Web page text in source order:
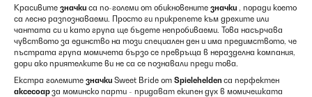
Красивите значки са по-големи от обикновените значки , поради което
са лесно разпознаваеми. Просто ги прикрепете към дрехите или
чантата си и като група ще бъдете непробиваеми. Това насърчава
чувството за единство на този специален ден и има предимството, че
пъстрата група момичета бързо се превръща в неразделна компания,
дори ако приятелките ви не са се познавали преди това.
Екстра големите значки Sweet Bride от Spielehelden са перфектен
аксесоарза моминско парти - придават екипен дух в момичешката